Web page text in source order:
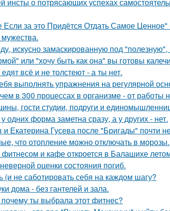
за это Придётся Отдать Самое Ценное"
искусно замаскированную под
или "хочу быть как она" вы готовы
всё и не толстеют - а ты нет.
выполнять упражнения на регулярной
в 300 процессах в организме - от работы
гости студии, подруги и
одних форма заметна сразу, а у других - нет.
Екатерина Гусева после "Бригады" почти
что отопление можно отключать в морозы.
и кафе откроется в Балашихе
оценки состояния погиб.
(и не саботировать себя на каждом шагу?
дома - без гантелей и зала.
почему ты выбрала этот фитнес?